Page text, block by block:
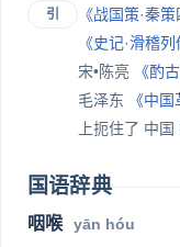
引 《战国策·秦策
《史记·滑稽列
宋•陈亮
《酌
毛泽东
《中
上扼住了 中国
国语辞典
咽喉 yān hóu